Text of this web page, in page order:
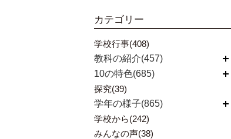
カテゴリー
学校行事(408)
教科の紹介(457)
開く
10の特色(685)
開く
探究(39)
学年の様子(865)
開く
学校から(242)
みんなの声(38)